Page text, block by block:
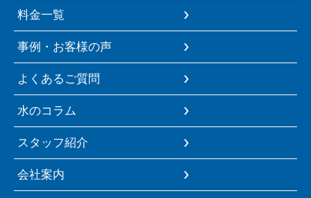
料金一覧
事例・お客様の声
よくあるご質問
水のコラム
スタッフ紹介
会社案内